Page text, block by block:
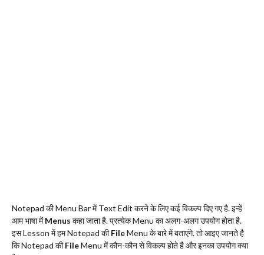
Notepad की Menu Bar में Text Edit करने के लिए कई विकल्प दिए गए है. इन्हें
आम भाषा मेंMenus कहा जाता है. प्रत्येक Menu का अलग-अलग उपयोग होता है.
इस Lesson में हम Notepad कीFileMenu के बारे में बताएंगे. तो आइए जानते है
कि Notepad कीFileMenu में कौन-कौन से विकल्प होते है और इनका उपयोग क्या